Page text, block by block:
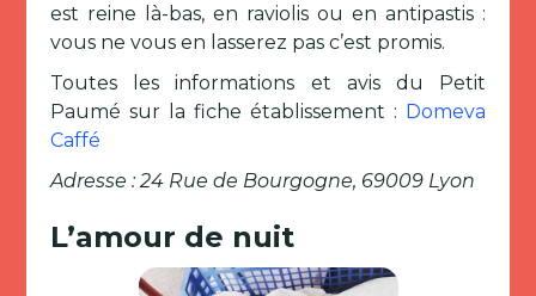
est reine là-bas, en raviolis ou en antipastis :
vous ne vous en lasserez pas c’est promis.
Toutes les informations et avis du Petit
Paumé sur la fiche établissement : Domeva
Caffé
Adresse : 24 Rue de Bourgogne, 69009 Lyon
L’amour de nuit